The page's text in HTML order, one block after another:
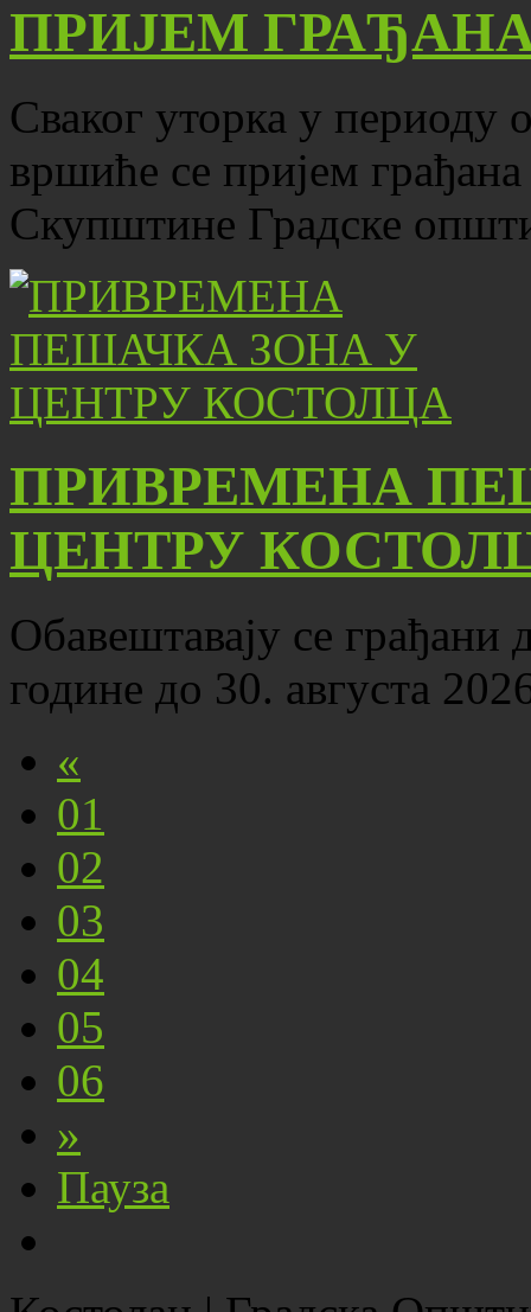
ПРИЈЕМ
Сваког уторка у периоду
вршиће се пријем
Скупштине Градске
ПРИВРЕМЕНА
ЦЕНТРУ
Обавештавају се грађани
године до 30. августа
«
01
02
03
04
05
06
»
Пауза